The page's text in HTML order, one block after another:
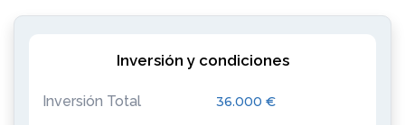
Inversión y condiciones
Inversión Total 36.000 €